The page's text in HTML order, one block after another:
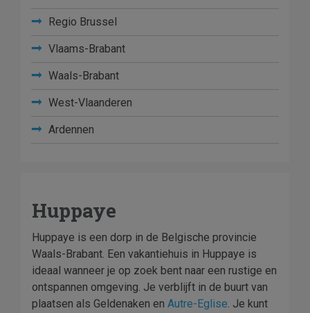
Regio Brussel
Vlaams-Brabant
Waals-Brabant
West-Vlaanderen
Ardennen
Huppaye
Huppaye is een dorp in de Belgische provincie
Waals-Brabant. Een vakantiehuis in Huppaye is
ideaal wanneer je op zoek bent naar een rustige en
ontspannen omgeving. Je verblijft in de buurt van
plaatsen als Geldenaken en Autre-Eglise. Je kunt